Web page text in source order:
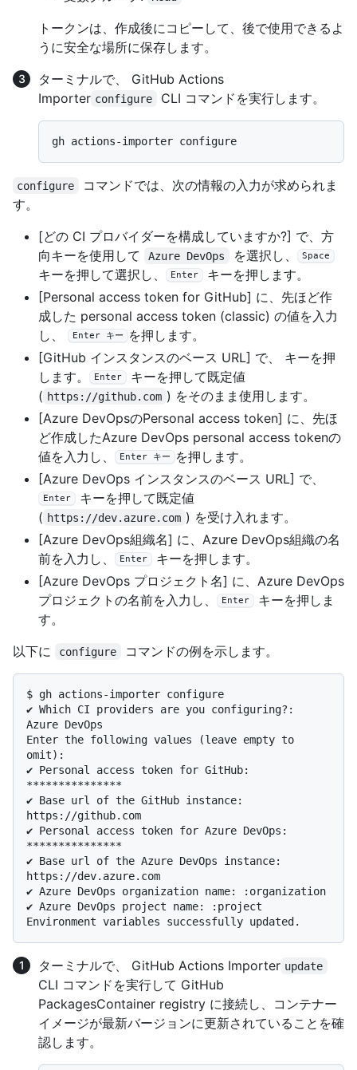
トークンは、作成後にコピーして、後で使用できるよ
うに安全な場所に保存します。
ターミナルで、 GitHub Actions
Importer configure CLI コマンドを実行します。
configure
コマンドでは、次の情報の入力が求められま
す。
[どの CI プロバイダーを構成していますか?] で、方
向キーを使用して
Azure DevOps を選択し、 Space
キーを押して選択し、 Enter
キーを押します。
[Personal access token for GitHub] に、先ほど作
成した personal access token (classic) の値を入力
し、
Enter キー
を押します。
[GitHub インスタンスのベース URL] で、 キーを押
します。
Enter
キーを押して既定値
( https://github.com ) をそのまま使用します。
[Azure DevOpsのPersonal access token] に、先ほ
ど作成したAzure DevOps personal access tokenの
値を入力し、
Enter キー
を押します。
[Azure DevOps インスタンスのベース URL] で、
Enter
キーを押して既定値
( https://dev.azure.com ) を受け入れます。
[Azure DevOps組織名] に、Azure DevOps組織の名
前を入力し、
Enter
キーを押します。
[Azure DevOps プロジェクト名] に、Azure DevOps
プロジェクトの名前を入力し、
Enter
キーを押しま
す。
以下に
configure コマンドの例を示します。
$ gh actions-importer configure
✔ Which CI providers are you configuring?:
Azure DevOps
Enter the following values (leave empty to
omit):
✔ Personal access token for GitHub:
***************
✔ Base url of the GitHub instance:
https://github.com
✔ Personal access token for Azure DevOps:
***************
✔ Base url of the Azure DevOps instance:
https://dev.azure.com
✔ Azure DevOps organization name: :organization
✔ Azure DevOps project name: :project
ターミナルで、 GitHub Actions Importer update
CLI コマンドを実行して GitHub
PackagesContainer registry に接続し、コンテナー
イメージが最新バージョンに更新されていることを確
認します。